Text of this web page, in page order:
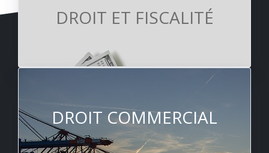
DROIT ET FISCALITÉ
DROIT COMMERCIAL